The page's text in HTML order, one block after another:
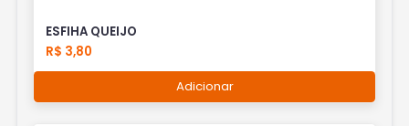
ESFIHA QUEIJO
R$ 3,80
Adicionar